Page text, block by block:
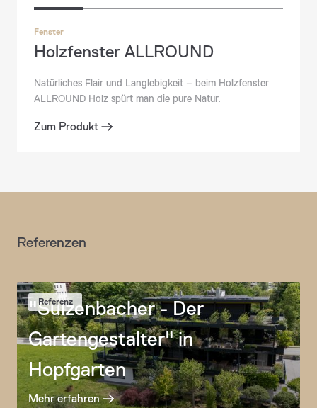
Holzfenster ALLROUND
Fenster
Natürliches Flair und Langlebigkeit – beim Holzfenster
ALLROUND Holz spürt man die pure Natur.
Zum Produkt
Referenzen
"Sulzenbacher - Der
Gartengestalter" in
Hopfgarten
Mehr erfahren
Referenz